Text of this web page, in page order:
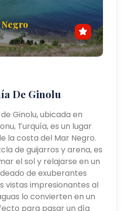
De Ginolu
Ginolu, ubicada en
Turquía, es un lugar
la costa del Mar Negro.
de guijarros y arena, es
el sol y relajarse en un
de exuberantes
vistas impresionantes al
lo convierten en un
para pasar un día